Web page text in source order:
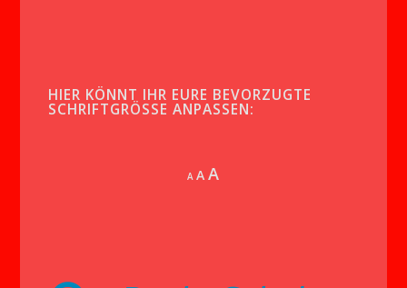
HIER KÖNNT IHR EURE BEVORZUGTE
SCHRIFTGRÖSSE ANPASSEN:
A Decrease
AReset
AIncrease